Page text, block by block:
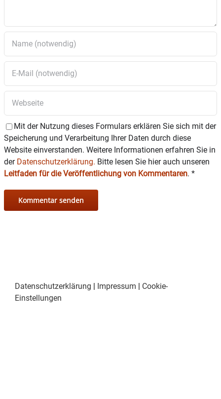
Mit der Nutzung dieses Formulars erklären Sie sich mit der
Speicherung und Verarbeitung Ihrer Daten durch diese
Website einverstanden. Weitere Informationen erfahren Sie in
der Datenschutzerklärung. Bitte lesen Sie hier auch unseren
Leitfaden für die Veröffentlichung von Kommentaren. *
Datenschutzerklärung | Impressum | Cookie-
Einstellungen